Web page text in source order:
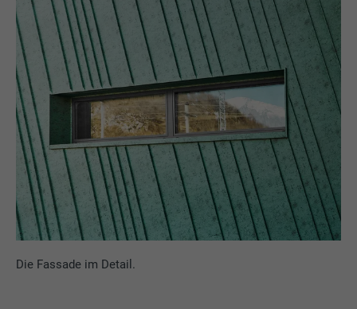
Die Fassade im Detail.